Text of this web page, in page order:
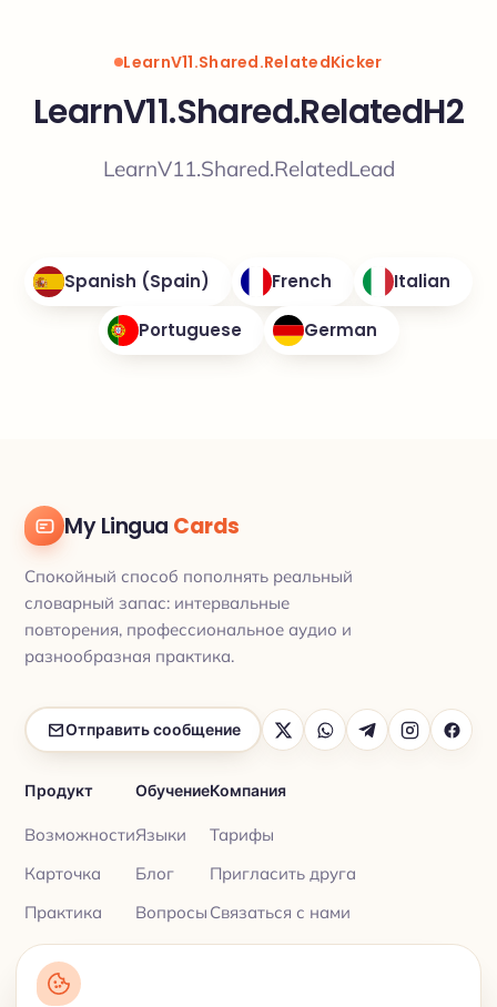
LearnV11.Shared.RelatedKicker
LearnV11.Shared.RelatedH2
LearnV11.Shared.RelatedLead
Spanish (Spain) French Italian
Portuguese German
My Lingua Cards
Спокойный способ пополнять реальный
словарный запас: интервальные
повторения, профессиональное аудио и
разнообразная практика.
Отправить сообщение
Продукт
Возможности
Карточка
Практика
Обучение
Языки
Блог
Вопросы
Компания
Тарифы
Пригласить друга
Связаться с нами